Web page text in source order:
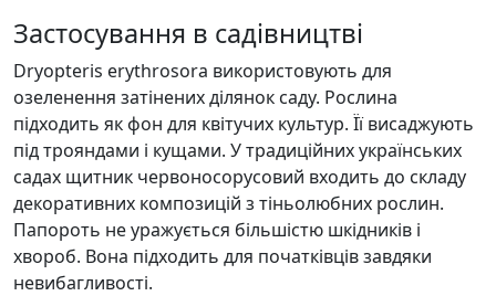
Застосування в садівництві
Dryopteris erythrosora використовують для
озеленення затінених ділянок саду. Рослина
підходить як фон для квітучих культур. Її висаджують
під трояндами і кущами. У традиційних українських
садах щитник червоносорусовий входить до складу
декоративних композицій з тіньолюбних рослин.
Папороть не уражується більшістю шкідників і
хвороб. Вона підходить для початківців завдяки
невибагливості.